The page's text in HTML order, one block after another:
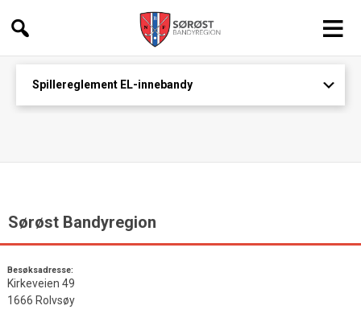
Sørøst
Bandyregion
Spillereglement EL-innebandy
Sørøst Bandyregion
Besøksadresse:
Kirkeveien 49
1666 Rolvsøy